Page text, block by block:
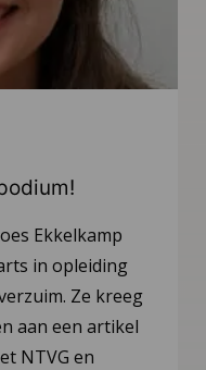
Ekkelkamp
in opleiding
Ze kreeg
aan een artikel
NTVG en